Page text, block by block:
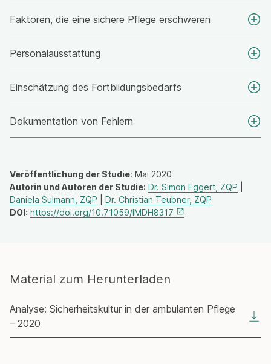
Faktoren, die eine sichere Pflege erschweren
Personalausstattung
Einschätzung des Fortbildungsbedarfs
Dokumentation von Fehlern
Veröffentlichung der Studie: Mai 2020
Autorin und Autoren der Studie: Dr. Simon Eggert, ZQP
Daniela Sulmann, ZQP
Dr. Christian Teubner, ZQP
DOI: https://doi.org/10.71059/IMDH8317
Material zum Herunterladen
Analyse: Sicherheitskultur in der ambulanten Pflege
– 2020